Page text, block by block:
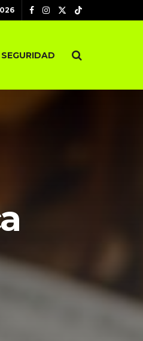
SEGURIDAD